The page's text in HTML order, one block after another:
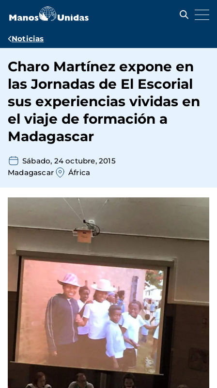
contenido
Ruta
navegación
Noticias
Charo Martínez expone en
las Jornadas de El Escorial
sus experiencias vividas en
el viaje de formación a
Madagascar
Sábado, 24 octubre, 2015
Madagascar
África